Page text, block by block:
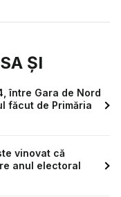
ȘI
între Gara de Nord
făcut de Primăria
vinovat că
anul electoral